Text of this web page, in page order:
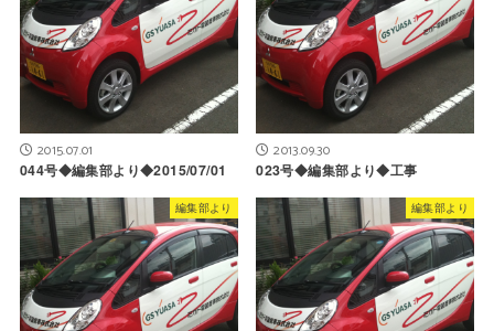
2015.07.01
044号◆編集部より◆2015/07/01
2013.09.30
023号◆編集部より◆工事
編集部より 編集部より